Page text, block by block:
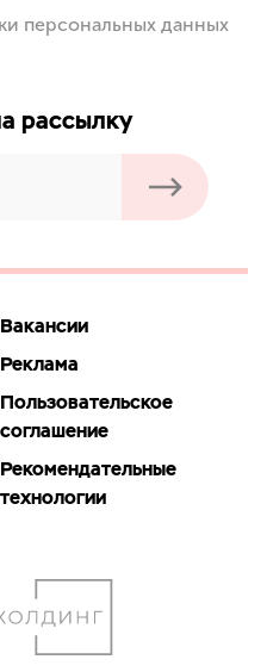
персональных данных
рассылку
Вакансии
Реклама
Пользовательское
соглашение
Рекомендательные
технологии